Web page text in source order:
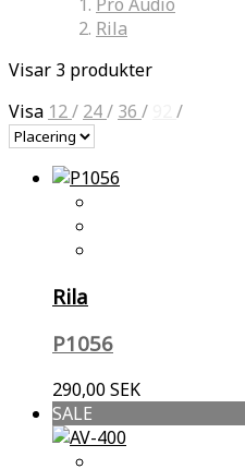
Rila
Visar 3 produkter
Visa 12/ 24/ 36 / /
Rila
P1056
290,00 SEK
SALE